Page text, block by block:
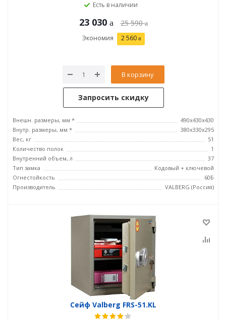
Есть в наличии
23 030 25 590
Экономия 2 560
В корзину
Запросить скидку
Внешн. размеры, мм *
490x430x430
Внутр. размеры, мм *
380x330x295
Вес, кг
51
Количество полок
1
Внутренний объем, л
37
Тип замка
Кодовый + ключевой
Огнестойкость
60Б
Производитель
VALBERG (Россия)
Сейф Valberg FRS-51.KL